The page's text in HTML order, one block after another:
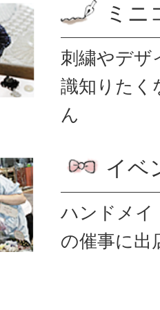
ミニ
刺繍やデザ
識知りたく
ん
イベ
ハンドメイ
の催事に出